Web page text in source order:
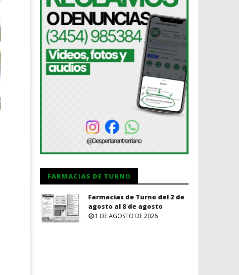
FARMACIAS DE TURNO
Farmacias de Turno del 2 de
agosto al 8 de agosto
1 DE AGOSTO DE 2026